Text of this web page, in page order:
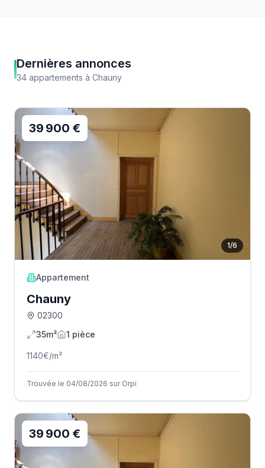
Dernières annonces
34 appartements à Chauny
1/6
39 900 €
Appartement
Chauny
02300
35m²
1 pièce
1140€/m²
Trouvée le 04/08/2026 sur Orpi
39 900 €